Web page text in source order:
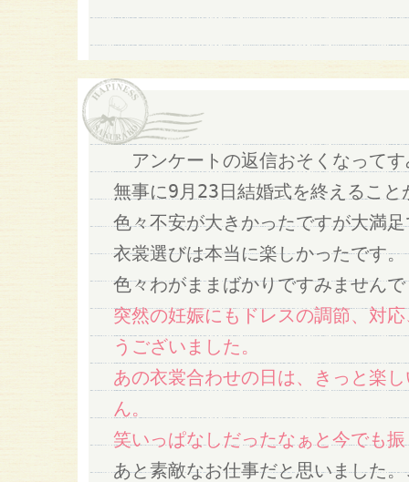
アンケートの返信おそくなって
無事に9月23日結婚式を終えること
色々不安が大きかったですが大満
衣裳選びは本当に楽しかったです。
色々わがままばかりですみません
突然の妊娠にもドレスの調節、対
うございました。
あの衣裳合わせの日は、きっと楽
ん。
笑いっぱなしだったなぁと今でも
あと素敵なお仕事だと思いました